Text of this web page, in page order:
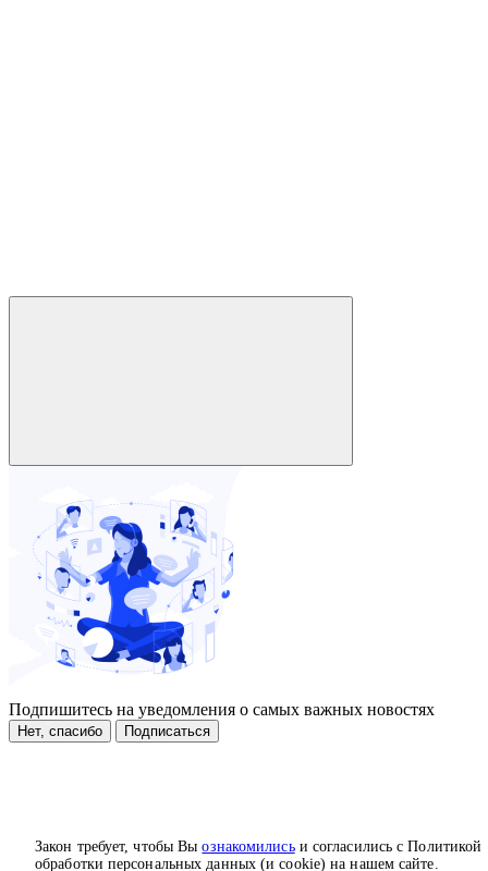
Закон требует, чтобы Выознакомилисьи согласились с Политикой
обработки персональных данных (и cookie) на нашем сайте.
Подпишитесь на уведомления о самых важных новостях
Нет, спасибо Подписаться